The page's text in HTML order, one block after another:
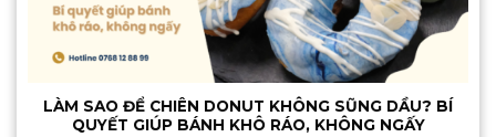
LÀM SAO ĐỂ CHIÊN DONUT KHÔNG SŨNG DẦU? BÍ
QUYẾT GIÚP BÁNH KHÔ RÁO, KHÔNG NGẤY